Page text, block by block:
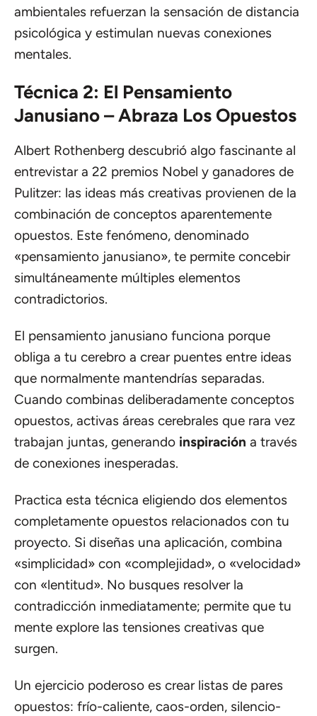
ambientales refuerzan la sensación de distancia
psicológica y estimulan nuevas conexiones
mentales.
Técnica 2: El Pensamiento
Janusiano – Abraza Los Opuestos
Albert Rothenberg descubrió algo fascinante al
entrevistar a 22 premios Nobel y ganadores de
Pulitzer: las ideas más creativas provienen de la
combinación de conceptos aparentemente
opuestos. Este fenómeno, denominado
«pensamiento janusiano», te permite concebir
simultáneamente múltiples elementos
contradictorios.
El pensamiento janusiano funciona porque
obliga a tu cerebro a crear puentes entre ideas
que normalmente mantendrías separadas.
Cuando combinas deliberadamente conceptos
opuestos, activas áreas cerebrales que rara vez
trabajan juntas, generando inspiración a través
de conexiones inesperadas.
Practica esta técnica eligiendo dos elementos
completamente opuestos relacionados con tu
proyecto. Si diseñas una aplicación, combina
«simplicidad» con «complejidad», o «velocidad»
con «lentitud». No busques resolver la
contradicción inmediatamente; permite que tu
mente explore las tensiones creativas que
surgen.
Un ejercicio poderoso es crear listas de pares
opuestos: frío-caliente, caos-orden, silencio-